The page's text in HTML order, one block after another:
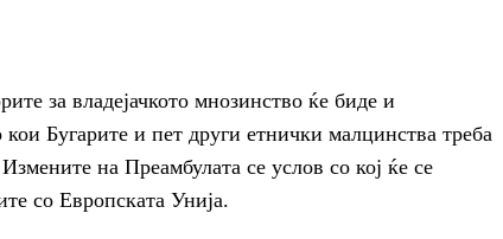
за владејачкото мнозинство ќе биде и
Бугарите и пет други етнички малцинства треба
на Преамбулата се услов со кој ќе се
со Европската Унија.